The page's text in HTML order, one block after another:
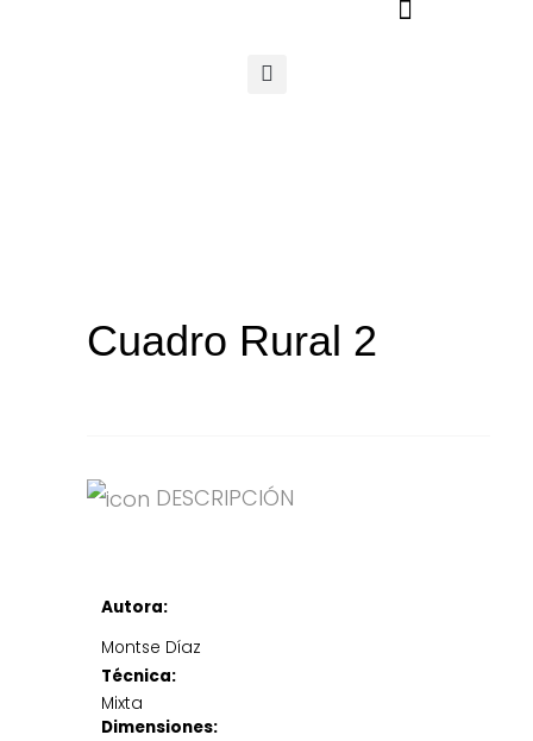
Cuadro Rural 2
DESCRIPCIÓN
Autora:
Montse Díaz
Técnica:
Mixta
Dimensiones: